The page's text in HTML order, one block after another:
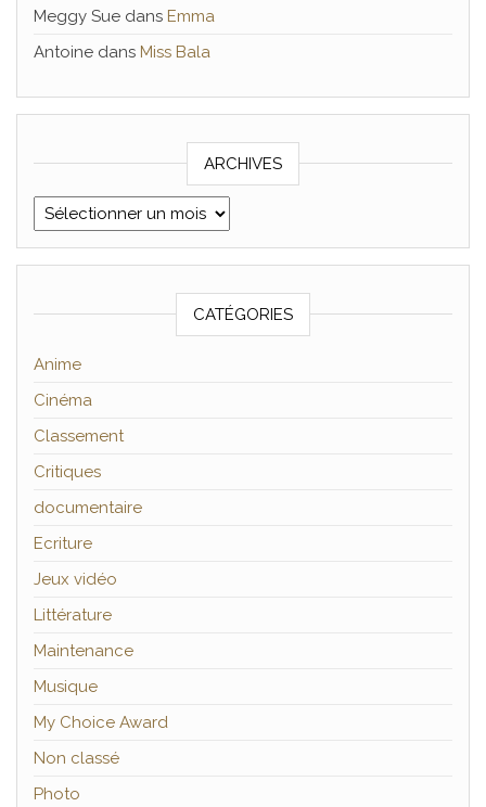
Meggy Sue dans Emma
Antoine dans Miss Bala
ARCHIVES
Archives
CATÉGORIES
Anime
Cinéma
Classement
Critiques
documentaire
Ecriture
Jeux vidéo
Littérature
Maintenance
Musique
My Choice Award
Non classé
Photo